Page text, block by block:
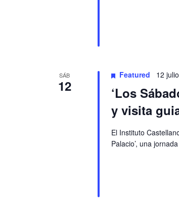
SÁB
12
Featured 12
‘Los
y visita
El Instituto
Palacio’, una